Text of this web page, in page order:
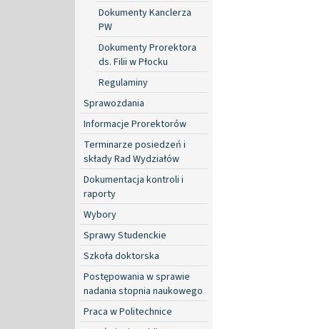
Dokumenty Kanclerza
PW
Dokumenty Prorektora
ds. Filii w Płocku
Regulaminy
Sprawozdania
Informacje Prorektorów
Terminarze posiedzeń i
składy Rad Wydziałów
Dokumentacja kontroli i
raporty
Wybory
Sprawy Studenckie
Szkoła doktorska
Postępowania w sprawie
nadania stopnia naukowego
Praca w Politechnice